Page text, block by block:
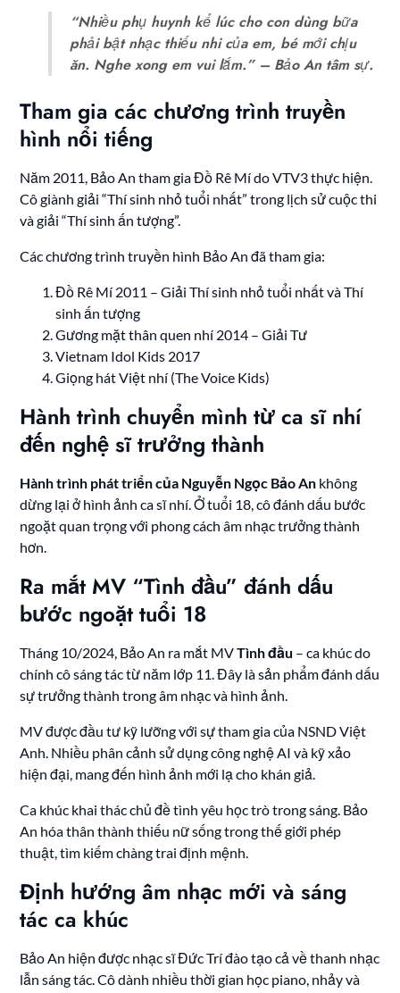
“Nhiều phụ huynh kể lúc cho con dùng bữa
phải bật nhạc thiếu nhi của em, bé mới chịu
ăn. Nghe xong em vui lắm.” – Bảo An tâm sự.
Tham gia các chương trình truyền
hình nổi tiếng
Năm 2011, Bảo An tham gia Đồ Rê Mí do VTV3 thực hiện.
Cô giành giải “Thí sinh nhỏ tuổi nhất” trong lịch sử cuộc thi
và giải “Thí sinh ấn tượng”.
Các chương trình truyền hình Bảo An đã tham gia:
Đồ Rê Mí 2011 – Giải Thí sinh nhỏ tuổi nhất và Thí
sinh ấn tượng
Gương mặt thân quen nhí 2014 – Giải Tư
Vietnam Idol Kids 2017
Giọng hát Việt nhí (The Voice Kids)
Hành trình chuyển mình từ ca sĩ nhí
đến nghệ sĩ trưởng thành
Hành trình phát triển của Nguyễn Ngọc Bảo An không
dừng lại ở hình ảnh ca sĩ nhí. Ở tuổi 18, cô đánh dấu bước
ngoặt quan trọng với phong cách âm nhạc trưởng thành
hơn.
Ra mắt MV “Tình đầu” đánh dấu
bước ngoặt tuổi 18
Tháng 10/2024, Bảo An ra mắt MVTình đầu – ca khúc do
chính cô sáng tác từ năm lớp 11. Đây là sản phẩm đánh dấu
sự trưởng thành trong âm nhạc và hình ảnh.
MV được đầu tư kỹ lưỡng với sự tham gia của NSND Việt
Anh. Nhiều phân cảnh sử dụng công nghệ AI và kỹ xảo
hiện đại, mang đến hình ảnh mới lạ cho khán giả.
Ca khúc khai thác chủ đề tình yêu học trò trong sáng. Bảo
An hóa thân thành thiếu nữ sống trong thế giới phép
thuật, tìm kiếm chàng trai định mệnh.
Định hướng âm nhạc mới và sáng
tác ca khúc
Bảo An hiện được nhạc sĩ Đức Trí đào tạo cả về thanh nhạc
lẫn sáng tác. Cô dành nhiều thời gian học piano, nhảy và